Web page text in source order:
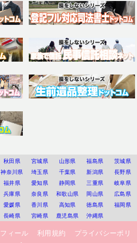
秋田県 宮城県 山形県 福島県
茨城県
神奈川県 埼玉県 千葉県 新潟県
長野県
福井県 愛知県 静岡県 三重県
岐阜県
兵庫県 奈良県 和歌山県 岡山県
広島県
愛媛県 香川県 高知県 徳島県
福岡県
長崎県 宮崎県 鹿児島県 沖縄県
ィール 利用規約
プライバシーポリ